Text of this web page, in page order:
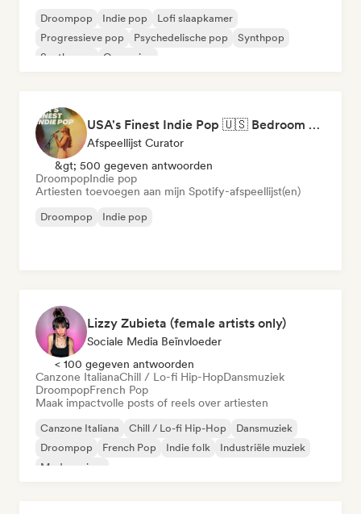
Droompop Indie pop
Lofi slaapkamer
Progressieve pop
Psychedelische pop
Synthpop
Synthwave
Omgeving
USA's Finest Indie Pop 🇺🇸 Bedroom Pop, Art Pop & Alt-Pop
Afspeellijst Curator
&gt; 500 gegeven antwoorden
DroompopIndie pop
Artiesten toevoegen aan mijn Spotify-afspeellijst(en)
Droompop Indie pop
Lizzy Zubieta (female artists only)
Sociale Media Beïnvloeder
< 100 gegeven antwoorden
Canzone ItalianaChill / Lo-fi Hip-HopDansmuziek
DroompopFrench Pop
Maak impactvolle posts of reels over artiesten
Canzone Italiana Chill / Lo-fi Hip-Hop
Dansmuziek
Droompop
French Pop Indie folk
Industriële muziek
Moderne jazz